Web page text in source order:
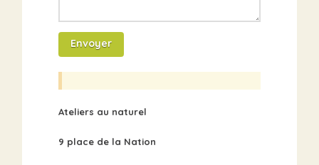
Ateliers au naturel
9 place de la Nation